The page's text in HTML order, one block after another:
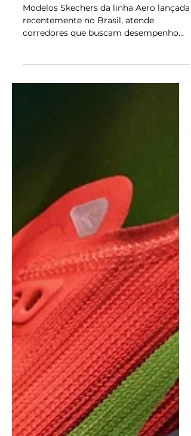
Skechers você escolhe?
Modelos Skechers da linha Aero lançada
corredores que buscam desempenho